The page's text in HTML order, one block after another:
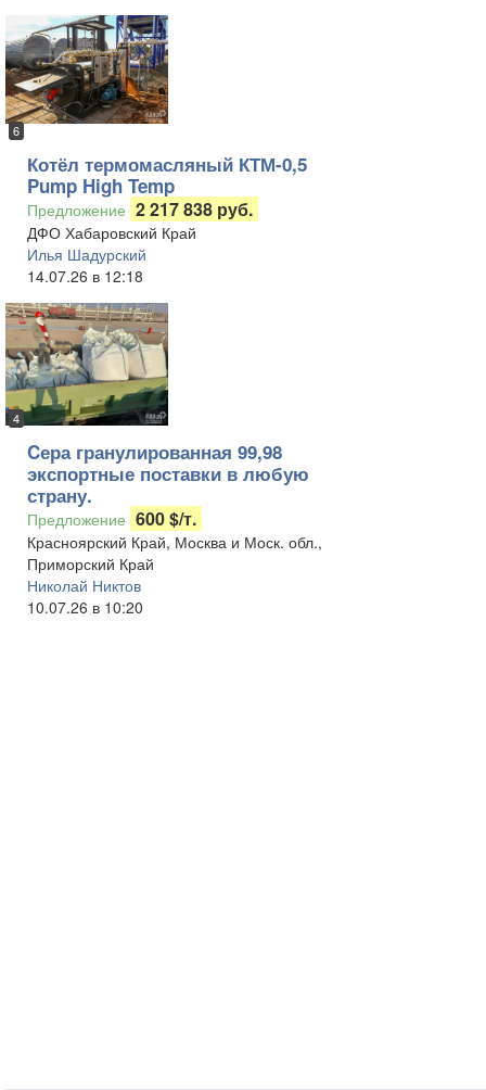
6
Котёл термомасляный КТМ-0,5
Pump High Temp
Предложение 2 217 838 руб.
ДФО Хабаровский Край
Илья Шадурский
14.07.26 в 12:18
4
Cера гранулированная 99,98
экспортные поставки в любую
страну.
Предложение 600 $/т.
Красноярский Край, Москва и Моск. обл.,
Приморский Край
Николай Никтов
10.07.26 в 10:20